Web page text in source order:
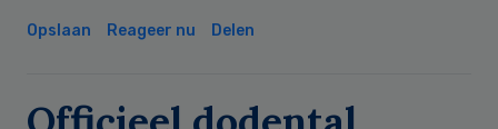
Opslaan Reageer nu Delen